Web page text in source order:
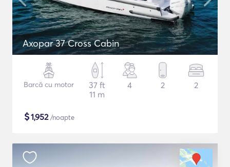
Axopar 37 Cross Cabin
Barcă cu motor
37 ft
11 m
4 2 2
$1,952/noapte